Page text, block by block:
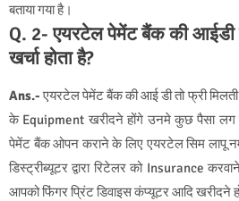
बताया गया है।
Q. 2- एयरटेल पेमेंट बैंक की आईडी
खर्चा होता है?
Ans.-एयरटेल पेमेंट बैंक की आई डी तो फ्री
के Equipment खरीदने होंगे उनमे कुछ पैसा
पेमेंट बैंक ओपन कराने के लिए एयरटेल सिम लापू
डिस्ट्रीब्यूटर द्वारा रिटेलर को Insurance
आपको फिंगर प्रिंट डिवाइस कंप्यूटर आदि खरीदने